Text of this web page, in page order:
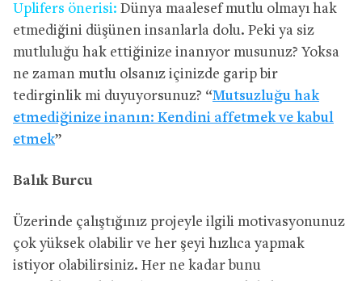
Uplifers önerisi: Dünya maalesef mutlu olmayı hak
etmediğini düşünen insanlarla dolu. Peki ya siz
mutluluğu hak ettiğinize inanıyor musunuz? Yoksa
ne zaman mutlu olsanız içinizde garip bir
tedirginlik mi duyuyorsunuz? “Mutsuzluğu hak
etmediğinize inanın: Kendini affetmek ve kabul
etmek”
Balık Burcu
Üzerinde çalıştığınız projeyle ilgili motivasyonunuz
çok yüksek olabilir ve her şeyi hızlıca yapmak
istiyor olabilirsiniz. Her ne kadar bunu